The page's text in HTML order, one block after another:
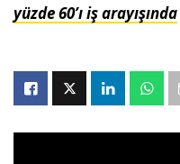
yüzde 60’ı iş arayışında